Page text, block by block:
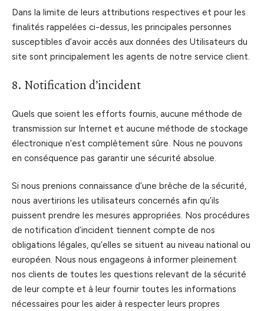
Dans la limite de leurs attributions respectives et pour les
finalités rappelées ci-dessus, les principales personnes
susceptibles d’avoir accès aux données des Utilisateurs du
site sont principalement les agents de notre service client.
8. Notification d’incident
Quels que soient les efforts fournis, aucune méthode de
transmission sur Internet et aucune méthode de stockage
électronique n’est complètement sûre. Nous ne pouvons
en conséquence pas garantir une sécurité absolue.
Si nous prenions connaissance d’une brèche de la sécurité,
nous avertirions les utilisateurs concernés afin qu’ils
puissent prendre les mesures appropriées. Nos procédures
de notification d’incident tiennent compte de nos
obligations légales, qu’elles se situent au niveau national ou
européen. Nous nous engageons à informer pleinement
nos clients de toutes les questions relevant de la sécurité
de leur compte et à leur fournir toutes les informations
nécessaires pour les aider à respecter leurs propres